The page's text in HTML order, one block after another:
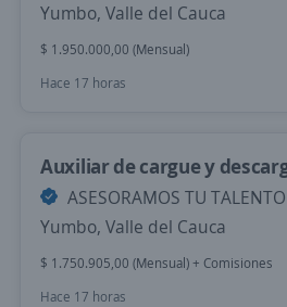
Yumbo, Valle del Cauca
$ 1.950.000,00 (Mensual)
Hace 17 horas
Auxiliar de cargue y
ASESORAMOS TU TALENTO
Yumbo, Valle del Cauca
$ 1.750.905,00 (Mensual) + Comisiones
Hace 17 horas